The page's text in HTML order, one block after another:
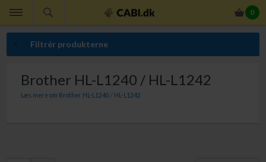
0
Filtrér produkterne
Brother HL-L1240 / HL-L1242
Læs mere om Brother HL-L1240 / HL-L1242